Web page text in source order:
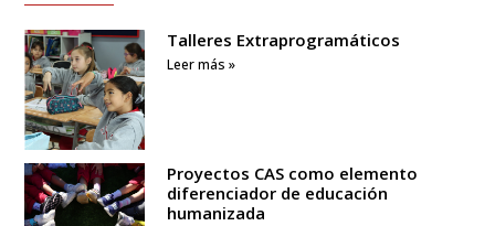
Talleres Extraprogramáticos
Leer más »
Proyectos CAS como elemento
diferenciador de educación
humanizada